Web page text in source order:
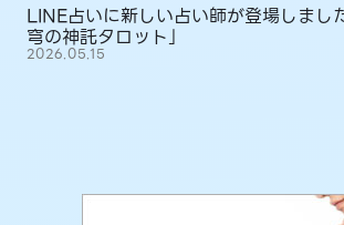
LINE占いに新しい占い師が登場しま
穹の神託タロット」
2026.05.15